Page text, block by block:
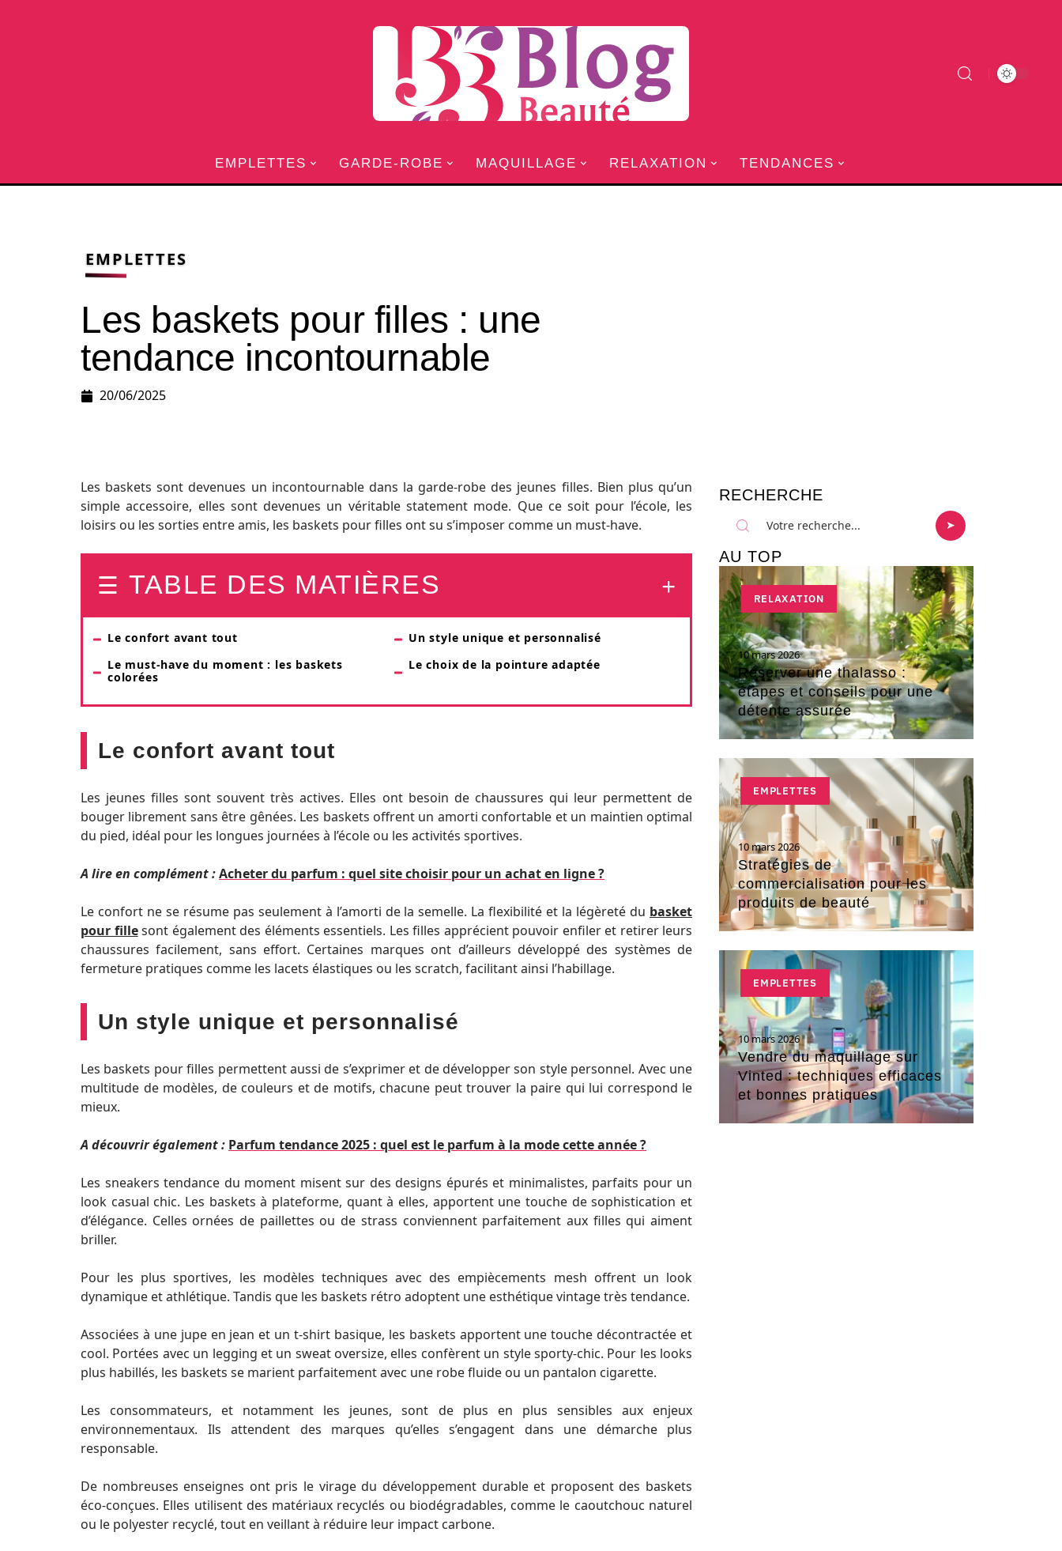
EMPLETTES GARDE-ROBE MAQUILLAGE RELAXATION TENDANCES
EMPLETTES
Les baskets pour filles : une
tendance incontournable
20/06/2025
Les baskets sont devenues un incontournable dans la garde-robe des jeunes filles. Bien plus qu’un
simple accessoire, elles sont devenues un véritable statement mode. Que ce soit pour l’école, les
loisirs ou les sorties entre amis, les baskets pour filles ont su s’imposer comme un must-have.
TABLE DES MATIÈRES
Le confort avant tout
Un style unique et personnalisé
Le must-have du moment : les baskets
colorées
Le choix de la pointure adaptée
Le confort avant tout
Les jeunes filles sont souvent très actives. Elles ont besoin de chaussures qui leur permettent de
bouger librement sans être gênées. Les baskets offrent un amorti confortable et un maintien optimal
du pied, idéal pour les longues journées à l’école ou les activités sportives.
A lire en complément :Acheter du parfum : quel site choisir pour un achat en ligne ?
Le confort ne se résume pas seulement à l’amorti de la semelle. La flexibilité et la légèreté du basket
pour fillesont également des éléments essentiels. Les filles apprécient pouvoir enfiler et retirer leurs
chaussures facilement, sans effort. Certaines marques ont d’ailleurs développé des systèmes de
fermeture pratiques comme les lacets élastiques ou les scratch, facilitant ainsi l’habillage.
Un style unique et personnalisé
Les baskets pour filles permettent aussi de s’exprimer et de développer son style personnel. Avec une
multitude de modèles, de couleurs et de motifs, chacune peut trouver la paire qui lui correspond le
mieux.
A découvrir également : Parfum tendance 2025 : quel est le parfum à la mode cette année ?
Les sneakers tendance du moment misent sur des designs épurés et minimalistes, parfaits pour un
look casual chic. Les baskets à plateforme, quant à elles, apportent une touche de sophistication et
d’élégance. Celles ornées de paillettes ou de strass conviennent parfaitement aux filles qui aiment
briller.
Pour les plus sportives, les modèles techniques avec des empiècements mesh offrent un look
dynamique et athlétique. Tandis que les baskets rétro adoptent une esthétique vintage très tendance.
Associées à une jupe en jean et un t-shirt basique, les baskets apportent une touche décontractée et
cool. Portées avec un legging et un sweat oversize, elles confèrent un style sporty-chic. Pour les looks
plus habillés, les baskets se marient parfaitement avec une robe fluide ou un pantalon cigarette.
Les consommateurs, et notamment les jeunes, sont de plus en plus sensibles aux enjeux
environnementaux. Ils attendent des marques qu’elles s’engagent dans une démarche plus
responsable.
De nombreuses enseignes ont pris le virage du développement durable et proposent des baskets
éco-conçues. Elles utilisent des matériaux recyclés ou biodégradables, comme le caoutchouc naturel
ou le polyester recyclé, tout en veillant à réduire leur impact carbone.
RECHERCHE
AU TOP
RELAXATION
10 mars 2026
Réserver une thalasso :
étapes et conseils pour une
détente assurée
EMPLETTES
10 mars 2026
Stratégies de
commercialisation pour les
produits de beauté
EMPLETTES
10 mars 2026
Vendre du maquillage sur
Vinted : techniques efficaces
et bonnes pratiques